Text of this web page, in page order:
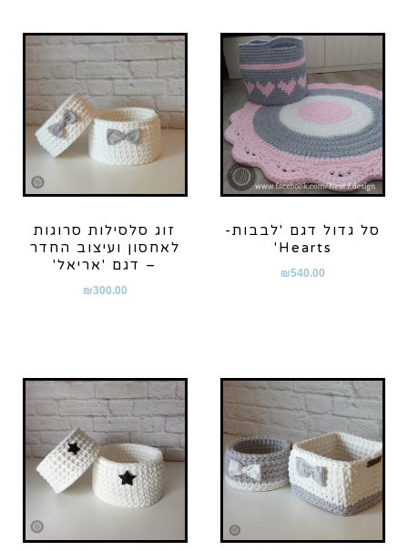
סל גדול דגם 'לבבות-
Hearts'
₪540.00
זוג סלסילות סרוגות
לאחסון ועיצוב החדר
– דגם 'אריאל'
₪300.00